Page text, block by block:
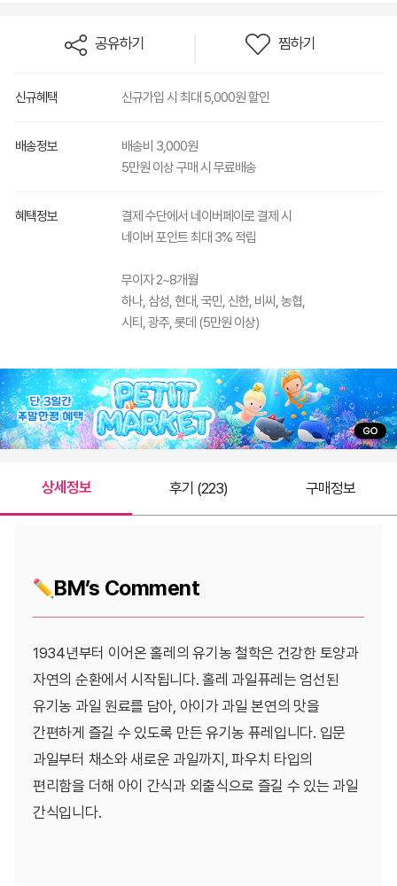
공유하기 찜하기
신규혜택 신규가입 시 최대 5,000원 할인
배송정보
배송비 3,000원
5만원 이상 구매 시 무료배송
혜택정보
결제 수단에서 네이버페이로 결제 시
네이버 포인트 최대 3% 적립
무이자 2~8개월
하나, 삼성, 현대, 국민, 신한, 비씨, 농협,
시티, 광주, 롯데 (5만원 이상)
상세정보 후기 (223) 구매정보
BM’s Comment
1934년부터 이어온 홀레의 유기농 철학은 건강한 토양과
자연의 순환에서 시작됩니다. 홀레 과일퓨레는 엄선된
유기농 과일 원료를 담아, 아이가 과일 본연의 맛을
간편하게 즐길 수 있도록 만든 유기농 퓨레입니다. 입문
과일부터 채소와 새로운 과일까지, 파우치 타입의
편리함을 더해 아이 간식과 외출식으로 즐길 수 있는 과일
간식입니다.